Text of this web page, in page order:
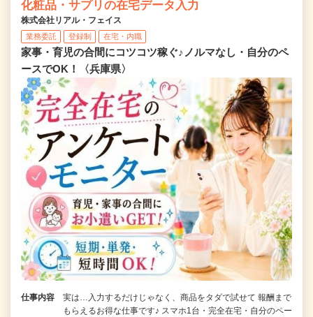
化粧品・サプリの在宅データ入力
株式会社リアル・フェイス
業務委託 登録制 在宅・内職
家事・育児の合間にコツコツ稼ぐ♪ノルマなし・自分のペ
ースでOK！〈兵庫県〉
仕事内容
実は…入力するだけじゃなく、商品をタダで試せて 報酬まで
もらえるお得な仕事です♪ スマホ1台・完全在宅・自分のペー